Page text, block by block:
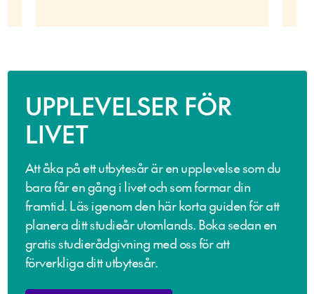
UPPLEVELSER FÖR
LIVET
Att åka på ett utbytesår är en upplevelse som du
bara får en gång i livet och som formar din
framtid. Läs igenom den här korta guiden för att
planera ditt studieår utomlands. Boka sedan en
gratis studierådgivning med oss för att
förverkliga ditt utbytesår.